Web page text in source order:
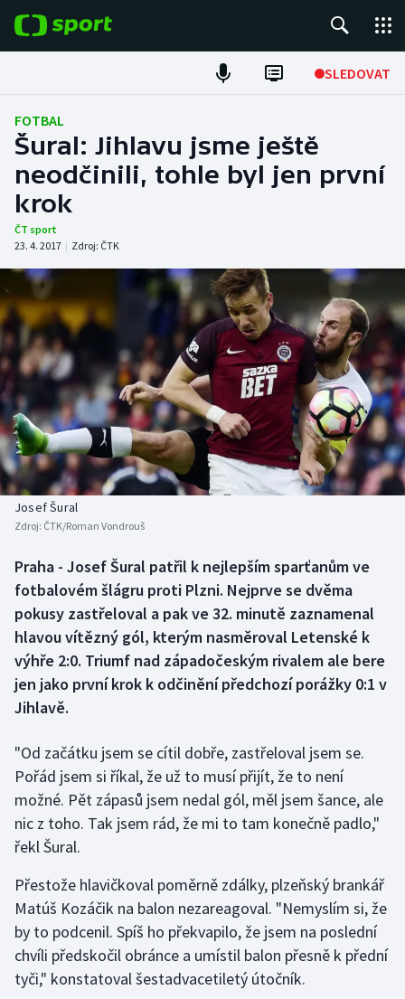
SLEDOVAT
Fotbal
Hokej
Tenis
Atletika
Cyklistika
DALŠÍ SPORTY
Americký fotbal
Baseball a softbal
Basketbal
Biatlon
Box
Curling
Dostihy
Futsal
Golf
Gymnastika
Házená
Jezdectví
Judo
NEPŘEHLÉDNĚTE
Soutěže
Historické návraty
Aplikace ČT sport
FOTBAL
Šural: Jihlavu jsme ještě
neodčinili, tohle byl jen první
krok
ČT sport
23. 4. 2017 | Zdroj: ČTK
Josef Šural
Zdroj: ČTK/Roman Vondrouš
Praha - Josef Šural patřil k nejlepším sparťanům ve
fotbalovém šlágru proti Plzni. Nejprve se dvěma
pokusy zastřeloval a pak ve 32. minutě zaznamenal
hlavou vítězný gól, kterým nasměroval Letenské k
výhře 2:0. Triumf nad západočeským rivalem ale bere
jen jako první krok k odčinění předchozí porážky 0:1 v
Jihlavě.
"Od začátku jsem se cítil dobře, zastřeloval jsem se.
Pořád jsem si říkal, že už to musí přijít, že to není
možné. Pět zápasů jsem nedal gól, měl jsem šance, ale
nic z toho. Tak jsem rád, že mi to tam konečně padlo,"
řekl Šural.
Přestože hlavičkoval poměrně zdálky, plzeňský brankář
Matúš Kozáčik na balon nezareagoval. "Nemyslím si, že
by to podcenil. Spíš ho překvapilo, že jsem na poslední
chvíli předskočil obránce a umístil balon přesně k přední
tyči," konstatoval šestadvacetiletý útočník.